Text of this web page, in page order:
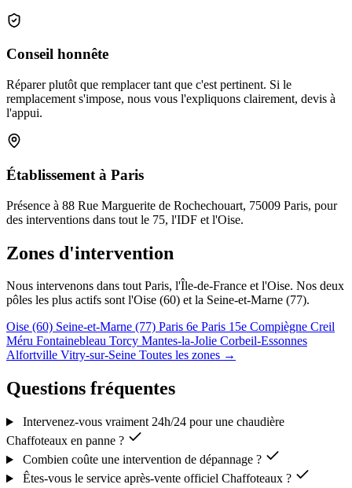
Conseil honnête
Réparer plutôt que remplacer tant que c'est pertinent. Si le
remplacement s'impose, nous vous l'expliquons clairement, devis à
l'appui.
Établissement à Paris
Présence à 88 Rue Marguerite de Rochechouart, 75009 Paris, pour
des interventions dans tout le 75, l'IDF et l'Oise.
Zones d'intervention
Nous intervenons dans tout Paris, l'Île-de-France et l'Oise. Nos deux
pôles les plus actifs sont l'Oise (60) et la Seine-et-Marne (77).
Oise (60) Seine-et-Marne (77) Paris 6e Paris 15e Compiègne Creil
Méru Fontainebleau Torcy Mantes-la-Jolie Corbeil-Essonnes
Alfortville Vitry-sur-Seine Toutes les zones →
Questions fréquentes
Intervenez-vous vraiment 24h/24 pour une chaudière
Chaffoteaux en panne ?
Combien coûte une intervention de dépannage ?
Êtes-vous le service après-vente officiel Chaffoteaux ?